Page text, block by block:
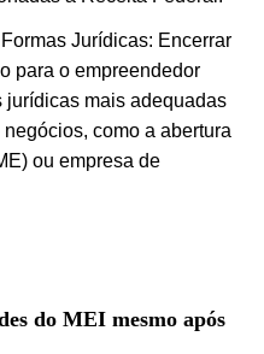
Jurídicas: Encerrar
para o empreendedor
jurídicas mais adequadas
como a abertura
ou empresa de
do MEI mesmo após